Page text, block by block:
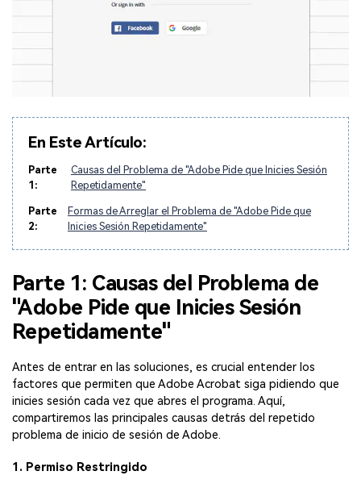
En Este Artículo:
Parte
1:
Causas del Problema de "Adobe Pide que Inicies Sesión
Repetidamente"
Parte
2:
Formas de Arreglar el Problema de "Adobe Pide que
Inicies Sesión Repetidamente"
Parte 1: Causas del Problema de
"Adobe Pide que Inicies Sesión
Repetidamente"
Antes de entrar en las soluciones, es crucial entender los
factores que permiten que Adobe Acrobat siga pidiendo que
inicies sesión cada vez que abres el programa. Aquí,
compartiremos las principales causas detrás del repetido
problema de inicio de sesión de Adobe.
1. Permiso Restringido